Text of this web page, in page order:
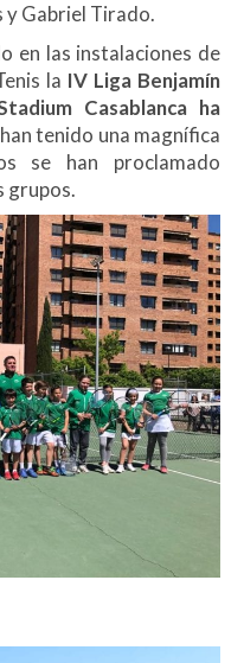
y Gabriel Tirado.
en las instalaciones de
la IV Liga Benjamín
Casablanca ha
tenido una magnífica
se han proclamado
grupos.